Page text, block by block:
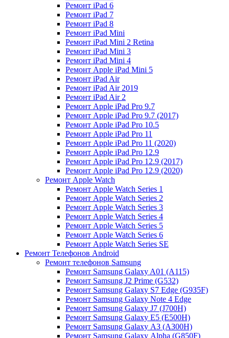
Ремонт iPad 6
Ремонт iPad 7
Ремонт iPad 8
Ремонт iPad Mini
Ремонт iPad Mini 2 Retina
Ремонт iPad Mini 3
Ремонт iPad Mini 4
Ремонт Apple iPad Mini 5
Ремонт iPad Air
Ремонт iPad Air 2019
Ремонт iPad Air 2
Ремонт Apple iPad Pro 9.7
Ремонт Apple iPad Pro 9.7 (2017)
Ремонт Apple iPad Pro 10.5
Ремонт Apple iPad Pro 11
Ремонт Apple iPad Pro 11 (2020)
Ремонт Apple iPad Pro 12.9
Ремонт Apple iPad Pro 12.9 (2017)
Ремонт Apple iPad Pro 12.9 (2020)
Ремонт Apple Watch
Ремонт Apple Watch Series 1
Ремонт Apple Watch Series 2
Ремонт Apple Watch Series 3
Ремонт Apple Watch Series 4
Ремонт Apple Watch Series 5
Ремонт Apple Watch Series 6
Ремонт Apple Watch Series SE
Ремонт Телефонов Android
Ремонт телефонов Samsung
Ремонт Samsung Galaxy A01 (A115)
Ремонт Samsung J2 Prime (G532)
Ремонт Samsung Galaxу S7 Edge (G9З5F)
Ремонт Samsung Galaxу Note 4 Edge
Ремонт Samsung Galaxу J7 (J700H)
Ремонт Samsung Galaxу E5 (E500H)
Ремонт Samsung Galaxу AЗ (AЗ00H)
Ремонт Samsung Galaxу Alpha (G850F)